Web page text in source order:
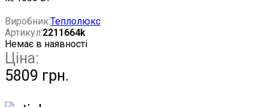
Виробник:Теплолюкс
Артикул:2211664k
Немає в наявності
Ціна:
5809 грн.